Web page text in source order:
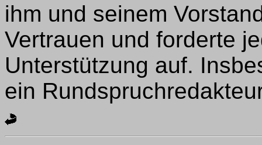
ihm und seinem
Vertrauen und forderte
Unterstützung auf.
ein